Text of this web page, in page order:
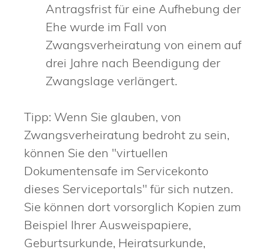
Antragsfrist für eine Aufhebung der
Ehe wurde im Fall von
Zwangsverheiratung von einem auf
drei Jahre nach Beendigung der
Zwangslage verlängert.
Tipp: Wenn Sie glauben, von
Zwangsverheiratung bedroht zu sein,
können Sie den "virtuellen
Dokumentensafe im Servicekonto
dieses Serviceportals" für sich nutzen.
Sie können dort vorsorglich Kopien zum
Beispiel Ihrer Ausweispapiere,
Geburtsurkunde, Heiratsurkunde,